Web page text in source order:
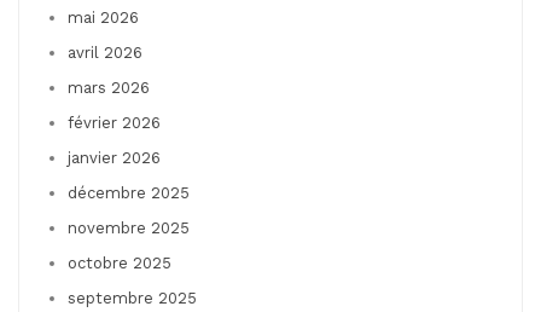
mai 2026
avril 2026
mars 2026
février 2026
janvier 2026
décembre 2025
novembre 2025
octobre 2025
septembre 2025